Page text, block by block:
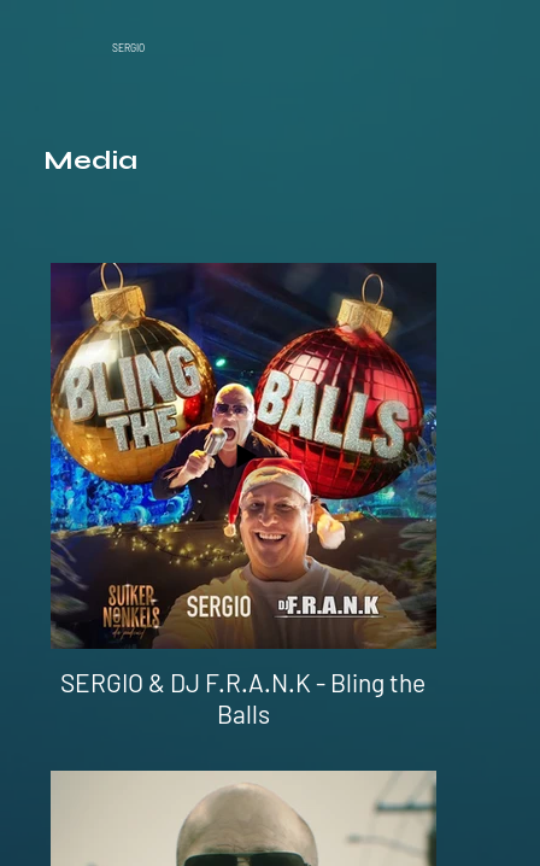
SERGIO
Media
SERGIO & DJ F.R.A.N.K - Bling the
Balls